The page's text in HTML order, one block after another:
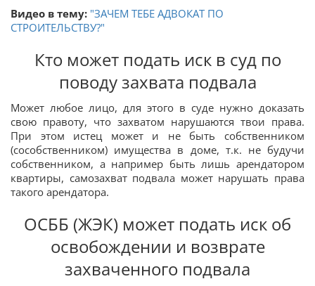
Видео в тему: "ЗАЧЕМ ТЕБЕ АДВОКАТ ПО
СТРОИТЕЛЬСТВУ?"
Кто может подать иск в суд по
поводу захвата подвала
Может любое лицо, для этого в суде нужно доказать
свою правоту, что захватом нарушаются твои права.
При этом истец может и не быть собственником
(сособственником) имущества в доме, т.к. не будучи
собственником, а например быть лишь арендатором
квартиры, самозахват подвала может нарушать права
такого арендатора.
ОСББ (ЖЭК) может подать иск об
освобождении и возврате
захваченного подвала